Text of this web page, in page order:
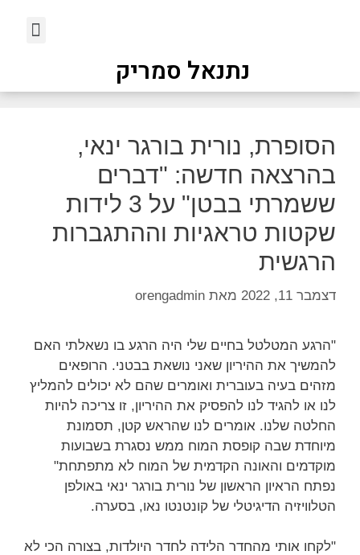
נתנאל סמריק
הסופרת, נורית בורגר ינאי,
בהרצאה חדשה: "דברים
ששמרתי בבטן" על 3 לידות
שקטות טראגיות וההתגברות
הרגשית
דצמבר 11, 2022 מאת orengadmin
"הרגע המטלטל בחיים שלי היה הרגע בו נשאלתי האם
להמשיך את ההיריון שאני נושאת בבטני. הרופאים
מזהים בעיה בעוברית ואומרים שהם לא יכולים להמליץ
לנו או להגיד לנו להפסיק את ההיריון, זו צריכה להיות
החלטה שלנו. אומרים לנו שהראש קטן, תסמונת
מיוחדת שבה קופסת המוח ממש נסגרת בשבועות
מוקדמים והאונה הקדמית של המוח לא מתפתחת"
נפתח הראיון הראשון של נורית בורגר ינאי באולפן
הטלוויזיה הדיגיטלי של קונטנטו נאו, בסערה.
"לקחו אותי מהחדר הלידה לחדר היולדות, בצורה הכי לא